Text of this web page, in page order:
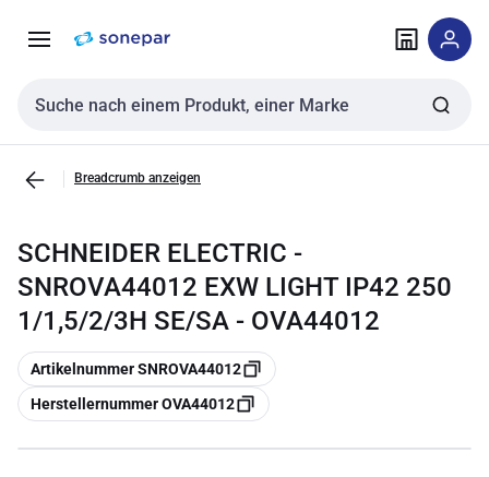
NavigationInhalt
Sucheingabe
Breadcrumb anzeigen
SCHNEIDER ELECTRIC -
SNROVA44012 EXW LIGHT IP42 250
1/1,5/2/3H SE/SA - OVA44012
Kopieren
Artikelnummer SNROVA44012
Kopieren
Herstellernummer OVA44012